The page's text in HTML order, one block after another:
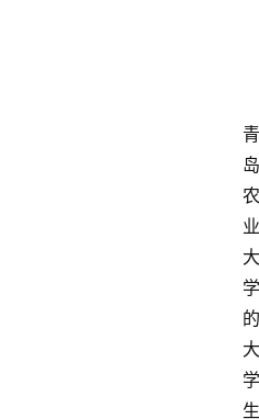
青
岛
农
业
大
学
的
大
学
生